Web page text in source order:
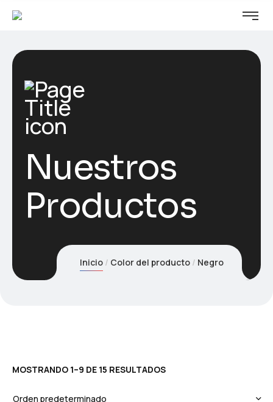
Nuestros
Productos
Inicio Color del producto Negro
MOSTRANDO 1–9 DE 15 RESULTADOS